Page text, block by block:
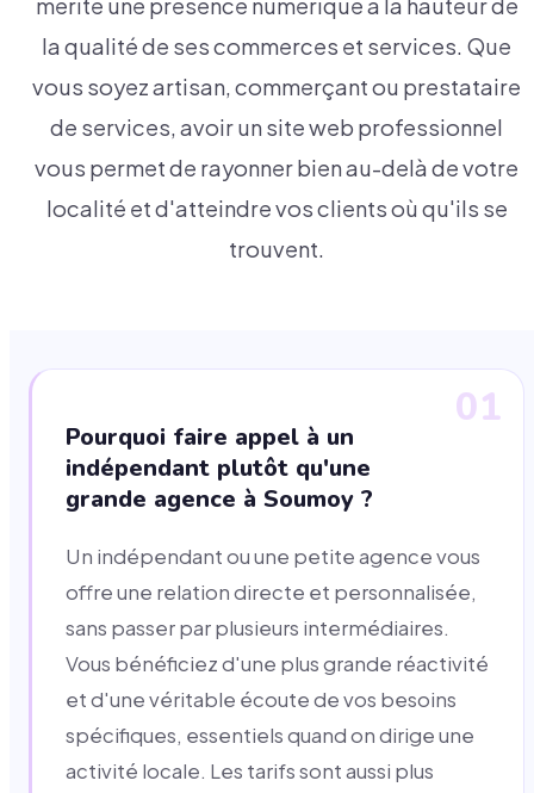
mérite une présence numérique à la hauteur de
la qualité de ses commerces et services. Que
vous soyez artisan, commerçant ou prestataire
de services, avoir un site web professionnel
vous permet de rayonner bien au-delà de votre
localité et d'atteindre vos clients où qu'ils se
trouvent.
01
Pourquoi faire appel à un
indépendant plutôt qu'une
grande agence à Soumoy ?
Un indépendant ou une petite agence vous
offre une relation directe et personnalisée,
sans passer par plusieurs intermédiaires.
Vous bénéficiez d'une plus grande réactivité
et d'une véritable écoute de vos besoins
spécifiques, essentiels quand on dirige une
activité locale. Les tarifs sont aussi plus